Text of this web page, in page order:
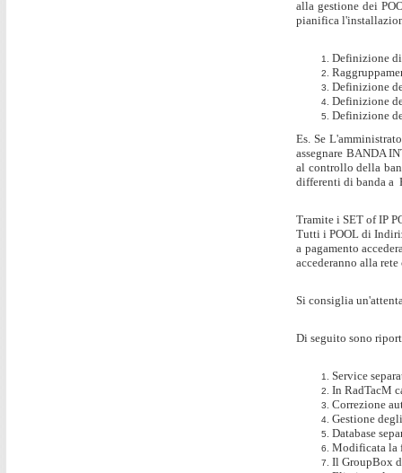
alla gestione dei
pianifica
Definizione
Definizione
Definizione
Definizione
Es. Se
assegnare BANDA
al controllo della
differenti di banda a
Tramite i SET of IP
Tutti i POOL di
a pagamento
accederanno alla
Si consiglia
Di seguito sono
Service
In RadTacM
Correzione
Gestione
Database
Modificata la
Il GroupBox